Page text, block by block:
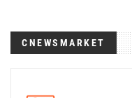
CNEWSMARKET